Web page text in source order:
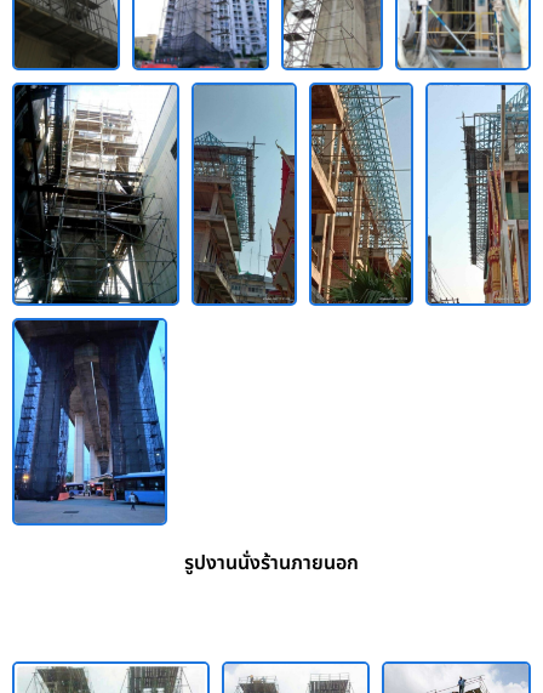
รูปงานนั่งร้านภายนอก